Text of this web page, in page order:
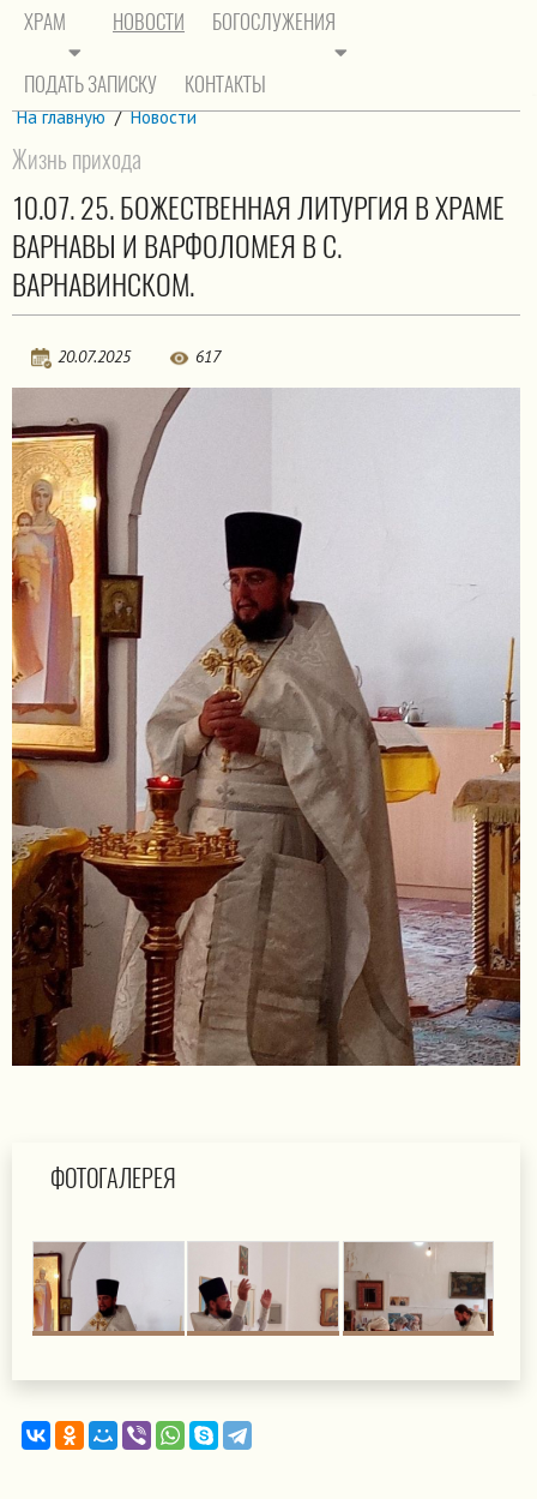
ХРАМ НОВОСТИ БОГОСЛУЖЕНИЯ
ПОДАТЬ ЗАПИСКУ КОНТАКТЫ
На главную / Новости
Жизнь прихода
10.07. 25. БОЖЕСТВЕННАЯ ЛИТУРГИЯ В ХРАМЕ
ВАРНАВЫ И ВАРФОЛОМЕЯ В С.
ВАРНАВИНСКОМ.
20.07.2025 617
ФОТОГАЛЕРЕЯ